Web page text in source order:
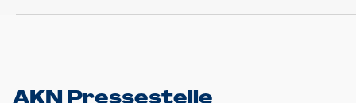
AKN Pressestelle